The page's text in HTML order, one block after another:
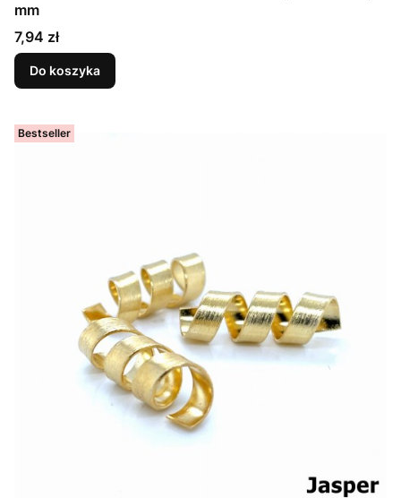
mm
Cena
7,94 zł
Do koszyka
Bestseller